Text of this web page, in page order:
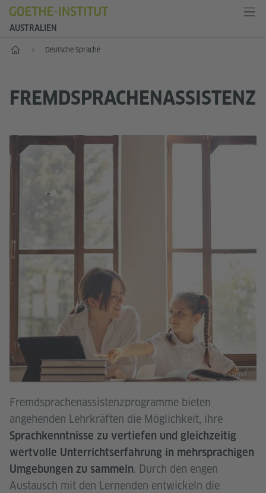
AUSTRALIEN
Start Deutsche Sprache
FREMDSPRACHENASSISTENZ
© Canva
Fremdsprachenassistenzprogramme bieten
angehenden Lehrkräften die Möglichkeit, ihre
Sprachkenntnisse zu vertiefen und gleichzeitig
wertvolle Unterrichtserfahrung in mehrsprachigen
Umgebungen zu sammeln. Durch den engen
Austausch mit den Lernenden entwickeln die